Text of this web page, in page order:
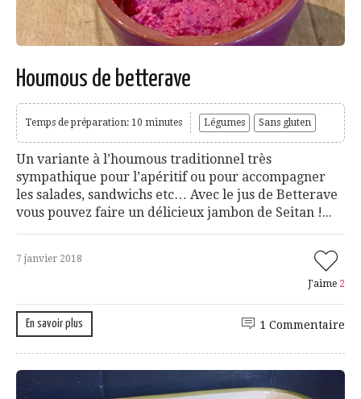
Houmous de betterave
Temps de préparation: 10 minutes Légumes Sans gluten
Un variante à l’houmous traditionnel très
sympathique pour l’apéritif ou pour accompagner
les salades, sandwichs etc… Avec le jus de Betterave
vous pouvez faire un délicieux jambon de Seitan !...
7 janvier 2018
J'aime 2
En savoir plus 1 Commentaire